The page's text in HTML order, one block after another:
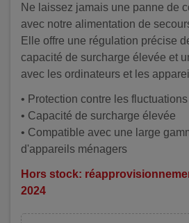
Ne laissez jamais une panne de
avec notre alimentation de
Elle offre une régulation précise
capacité de surcharge élevée et
avec les ordinateurs et les
• Protection contre les
• Capacité de surcharge élevée
• Compatible avec une large
d'appareils ménagers
Hors stock:
2024